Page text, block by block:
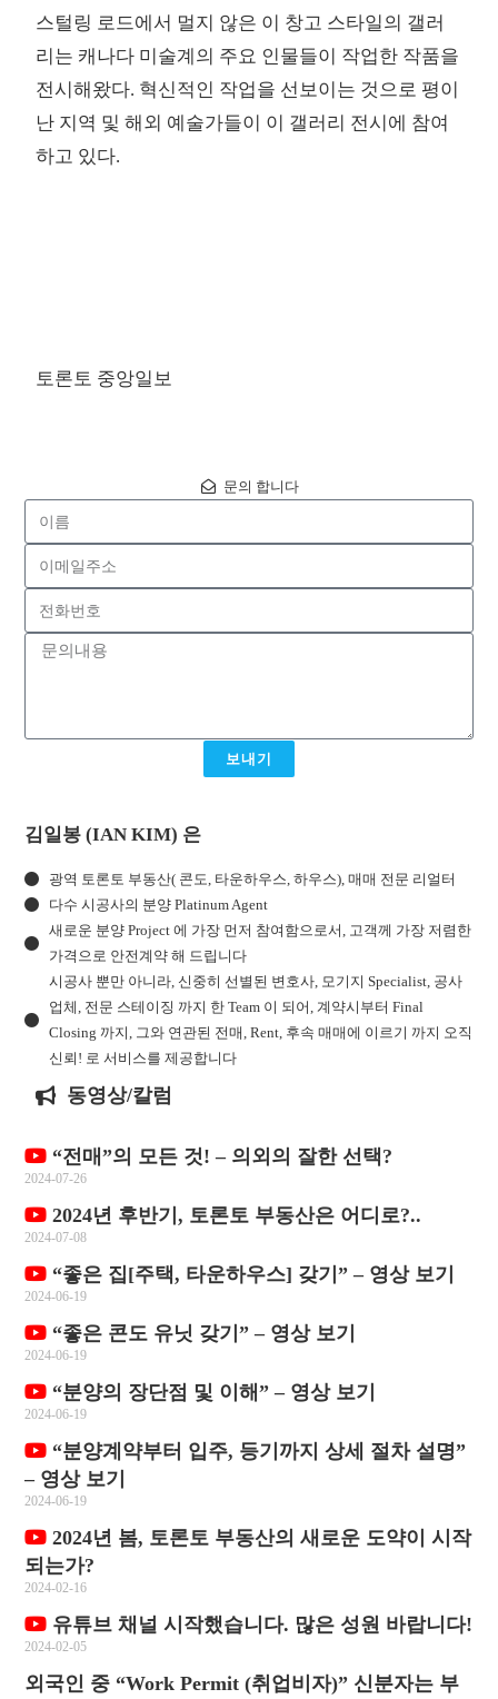
스털링 로드에서 멀지 않은 이 창고 스타일의 갤러
리는 캐나다 미술계의 주요 인물들이 작업한 작품을
전시해왔다. 혁신적인 작업을 선보이는 것으로 평이
난 지역 및 해외 예술가들이 이 갤러리 전시에 참여
하고 있다.
토론토 중앙일보
문의 합니다
보내기
김일봉 (IAN KIM) 은
광역 토론토 부동산( 콘도, 타운하우스, 하우스), 매매 전문 리얼터
다수 시공사의 분양 Platinum Agent
새로운 분양 Project 에 가장 먼저 참여함으로서, 고객께 가장 저렴한
가격으로 안전계약 해 드립니다
시공사 뿐만 아니라, 신중히 선별된 변호사, 모기지 Specialist, 공사
업체, 전문 스테이징 까지 한 Team 이 되어, 계약시부터 Final
Closing 까지, 그와 연관된 전매, Rent, 후속 매매에 이르기 까지 오직
신뢰! 로 서비스를 제공합니다
동영상/칼럼
“전매”의 모든 것! – 의외의 잘한 선택?
2024-07-26
2024년 후반기, 토론토 부동산은 어디로?..
2024-07-08
“좋은 집[주택, 타운하우스] 갖기” – 영상 보기
2024-06-19
“좋은 콘도 유닛 갖기” – 영상 보기
2024-06-19
“분양의 장단점 및 이해” – 영상 보기
2024-06-19
“분양계약부터 입주, 등기까지 상세 절차 설명”
– 영상 보기
2024-06-19
2024년 봄, 토론토 부동산의 새로운 도약이 시작
되는가?
2024-02-16
유튜브 채널 시작했습니다. 많은 성원 바랍니다!
2024-02-05
외국인 중 “Work Permit (취업비자)” 신분자는 부